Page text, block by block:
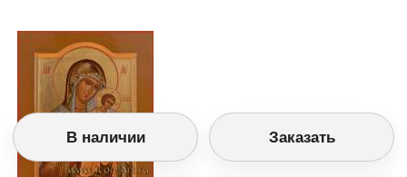
В наличии Заказать